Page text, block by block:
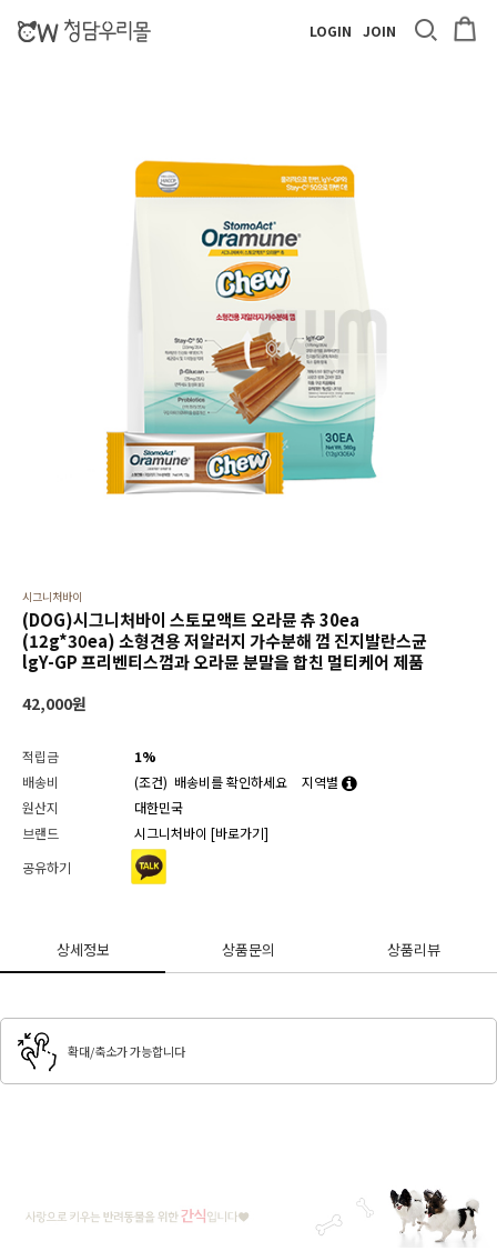
LOGIN JOIN
시그니처바이
(DOG)시그니처바이 스토모액트 오라뮨 츄 30ea
(12g*30ea) 소형견용 저알러지 가수분해 껌 진지발란스균
lgY-GP 프리벤티스껌과 오라뮨 분말을 합친 멀티케어 제품
42,000원
적립금
1%
배송비
(조건) 배송비를 확인하세요
지역별
원산지
대한민국
브랜드
시그니처바이 [바로가기]
공유하기
상세정보 상품문의 상품리뷰
확대/축소가 가능합니다